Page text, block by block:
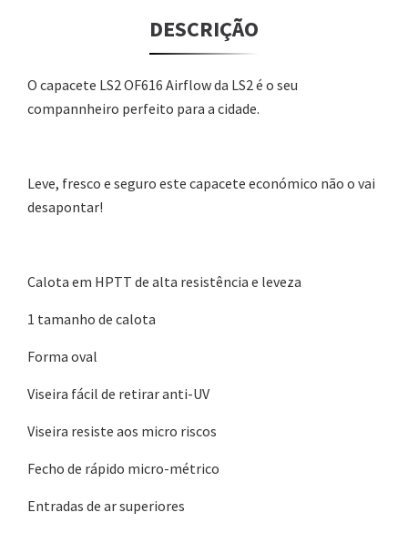
DESCRIÇÃO
O capacete LS2 OF616 Airflow da LS2 é o seu
compannheiro perfeito para a cidade.
Leve, fresco e seguro este capacete económico não o vai
desapontar!
Calota em HPTT de alta resistência e leveza
1 tamanho de calota
Forma oval
Viseira fácil de retirar anti-UV
Viseira resiste aos micro riscos
Fecho de rápido micro-métrico
Entradas de ar superiores